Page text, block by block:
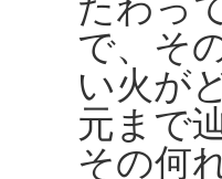
たわっ
で、そ
い火が
元まで
その何